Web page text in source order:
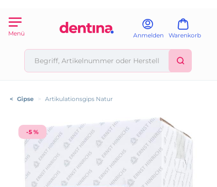
Menü Anmelden Warenkorb
< Gipse > Artikulationsgips Natur
-5 %